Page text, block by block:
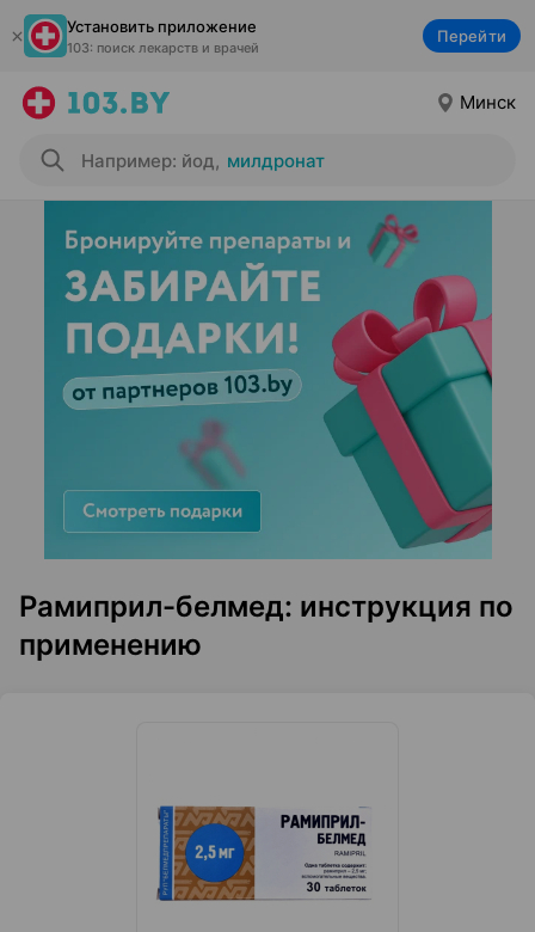
Установить приложение
103: поиск лекарств и врачей
Перейти
Минск
Например: йод, милдронат
Рамиприл-белмед: инструкция по
применению